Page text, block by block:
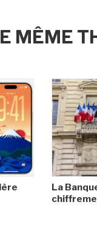
MÊME
La